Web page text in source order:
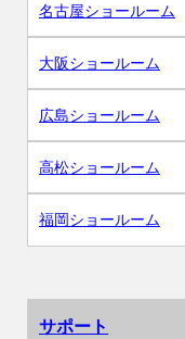
名古屋ショールーム
大阪ショールーム
広島ショールーム
高松ショールーム
福岡ショールーム
サポート